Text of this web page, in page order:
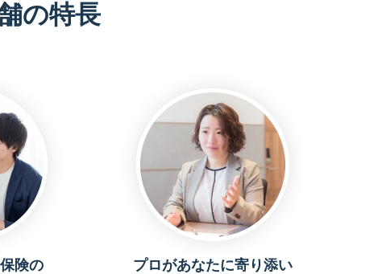
の特長
険の
プロがあなたに寄り添い